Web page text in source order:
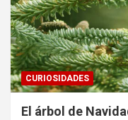
CURIOSIDADES
El árbol de